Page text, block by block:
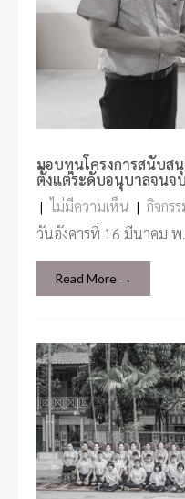
มอบทุนโครงการสนับส
ตั้งแต่ระดับอนุบาลจน
| ไม่มีความเห็น | กิจกร
วันอังคารที่ 16 มีนาคม พ
Read More →